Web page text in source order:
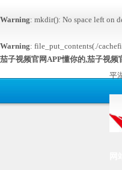
Warning: mkdir(): No space left on
Warning: file_put_contents(./
茄子视频官网APP懂你的,茄子视
平